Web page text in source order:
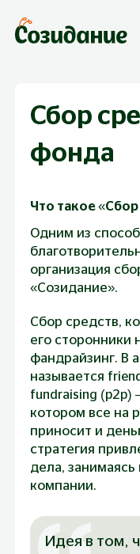
Сбор
фонда
Что такое «Сбор
Одним из
организация
«Созидание».
Сбор средств,
его сторонники
фандрайзинг. В
называется
fundraising
котором все на
приносит и
стратегия
дела,
компании.
Идея в том,